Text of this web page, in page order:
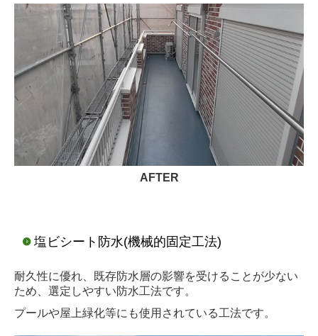
AFTER
塩ビシート防水(機械的固定工法)
耐久性に優れ、既存防水層の影響を受けることが少ない
ため、選定しやすい防水工法です。
プールや屋上緑化等にも使用されている工法です。